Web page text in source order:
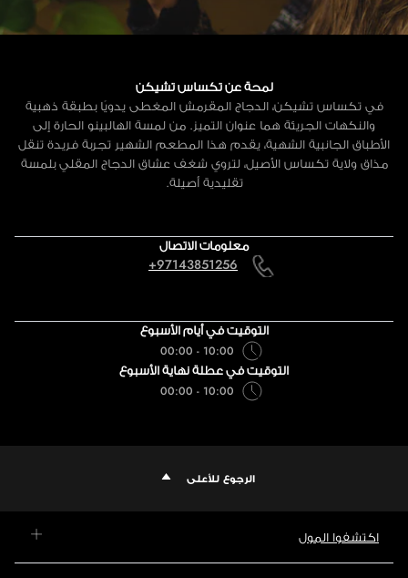
لمحة عن تكساس تشيكن
في تكساس تشيكن، الدجاج المقرمش المغطى يدويًا بطبقة ذهبية
والنكهات الجريئة هما عنوان التميز. من لمسة الهالبينو الحارة إلى
الأطباق الجانبية الشهية، يقدم هذا المطعم الشهير تجربة فريدة تنقل
مذاق ولاية تكساس الأصيل، لتروي شغف عشاق الدجاج المقلي بلمسة
تقليدية أصيلة.
معلومات الاتصال
+97143851256
التوقيت في أيام الأسبوع
10:00 - 00:00
التوقيت في عطلة نهاية الأسبوع
10:00 - 00:00
الرجوع للأعلى
اكتشفوا المول